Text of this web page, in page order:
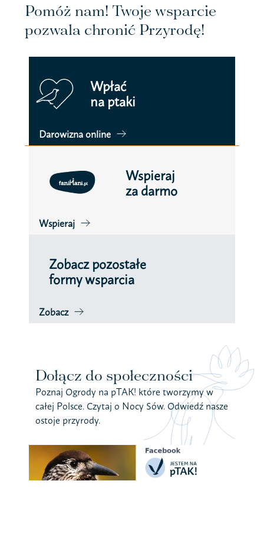
Pomóż nam! Twoje wsparcie
pozwala chronić Przyrodę!
Wpłać
na ptaki
Darowizna online
Wspieraj
za darmo
Wspieraj
Zobacz pozostałe
formy wsparcia
Zobacz
Dołącz do społeczności
Poznaj Ogrody na pTAK! które tworzymy w
całej Polsce. Czytaj o Nocy Sów. Odwiedź nasze
ostoje przyrody.